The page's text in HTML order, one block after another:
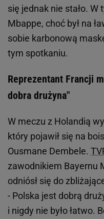
się jednak nie stało. W
Mbappe, choć był na
sobie karbonową
tym spotkaniu.
Reprezentant Francji
dobra drużyna"
W meczu z Holandią
który pojawił się na
Ousmane Dembele.
zawodnikiem Bayernu
odniósł się do
- Polska jest dobrą
i nigdy nie było łatwo.